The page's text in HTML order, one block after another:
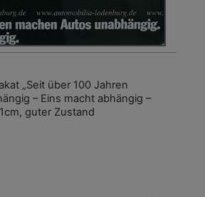
„Seit über 100 Jahren
– Eins macht abhängig –
guter Zustand